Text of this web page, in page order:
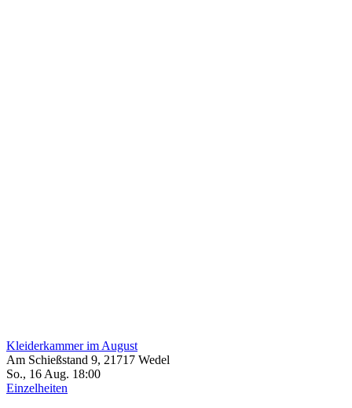
Kleiderkammer im August
Am Schießstand 9, 21717 Wedel
So., 16 Aug. 18:00
Einzelheiten